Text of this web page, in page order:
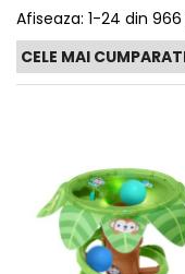
Afiseaza: 1-24 din 966